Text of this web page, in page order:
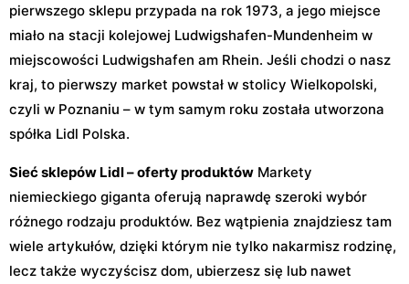
pierwszego sklepu przypada na rok 1973, a jego miejsce
miało na stacji kolejowej Ludwigshafen-Mundenheim w
miejscowości Ludwigshafen am Rhein. Jeśli chodzi o nasz
kraj, to pierwszy market powstał w stolicy Wielkopolski,
czyli w Poznaniu – w tym samym roku została utworzona
spółka Lidl Polska.
Sieć sklepów Lidl – oferty produktów Markety
niemieckiego giganta oferują naprawdę szeroki wybór
różnego rodzaju produktów. Bez wątpienia znajdziesz tam
wiele artykułów, dzięki którym nie tylko nakarmisz rodzinę,
lecz także wyczyścisz dom, ubierzesz się lub nawet